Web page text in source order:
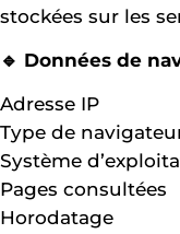
stockées sur les
🔹 Données de
Adresse IP
Type de
Système
Pages consultées
Horodatage